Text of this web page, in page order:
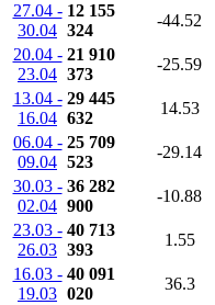
27.04 -
30.04
12 155
324
-44.52
20.04 -
23.04
21 910
373
-25.59
13.04 -
16.04
29 445
632
14.53
06.04 -
09.04
25 709
523
-29.14
30.03 -
02.04
36 282
900
-10.88
23.03 -
26.03
40 713
393
1.55
16.03 -
19.03
40 091
020
36.3